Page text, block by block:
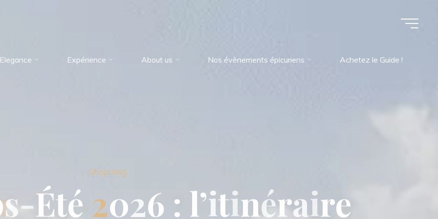
Elegance Expérience About us Nos évènements épicuriens Achetez le Guide !
Shopping
s-Été 2026 : l’itinéraire